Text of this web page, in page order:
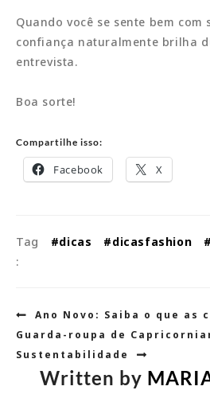
Quando você se sente bem com
confiança naturalmente brilha
entrevista.
Boa sorte!
Compartilhe isso:
Facebook X
Tag
:
#dicas #dicasfashion
Navegação
de
Ano Novo: Saiba o que as
Guarda-roupa de
Sustentabilidade
Written by